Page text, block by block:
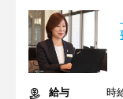
給与
時